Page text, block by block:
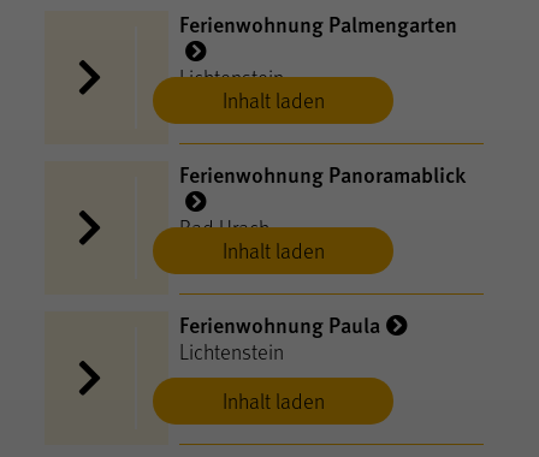
Inhalt laden
Ferienwohnung Palmengarten
Lichtenstein
Inhalt laden
Ferienwohnung Panoramablick
Bad Urach
Inhalt laden
Ferienwohnung Paula
Lichtenstein